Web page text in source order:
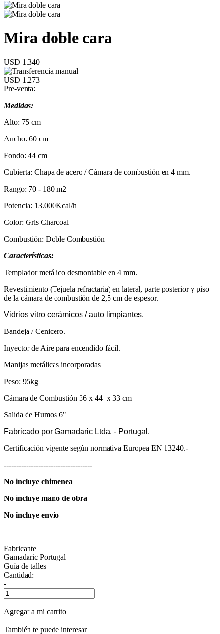
Mira doble cara
USD 1.340
USD 1.273
Pre-venta:
Medidas:
Alto: 75 cm
Ancho: 60 cm
Fondo: 44 cm
Cubierta: Chapa de acero / Cámara de combustión en 4 mm.
Rango: 70 - 180 m2
Potencia: 13.000Kcal/h
Color: Gris Charcoal
Combustión: Doble Combustión
Características:
Templador metálico desmontable en 4 mm.
Revestimiento (Tejuela refractaria) en lateral, parte posterior y piso
de la cámara de combustión de 2,5 cm de espesor.
Vidrios vitro cerámicos / auto limpiantes.
Bandeja / Cenicero.
Inyector de Aire para encendido fácil.
Manijas metálicas incorporadas
Peso: 95kg
Cámara de Combustión 36 x 44 x 33 cm
Salida de Humos 6"
Fabricado por Gamadaric Ltda. - Portugal.
Certificación vigente según normativa Europea EN 13240.-
------------------------------------
No incluye chimenea
No incluye mano de obra
No incluye envío
Fabricante
Gamadaric Portugal
Guía de talles
Cantidad:
-
+
Agregar a mi carrito
También te puede interesar